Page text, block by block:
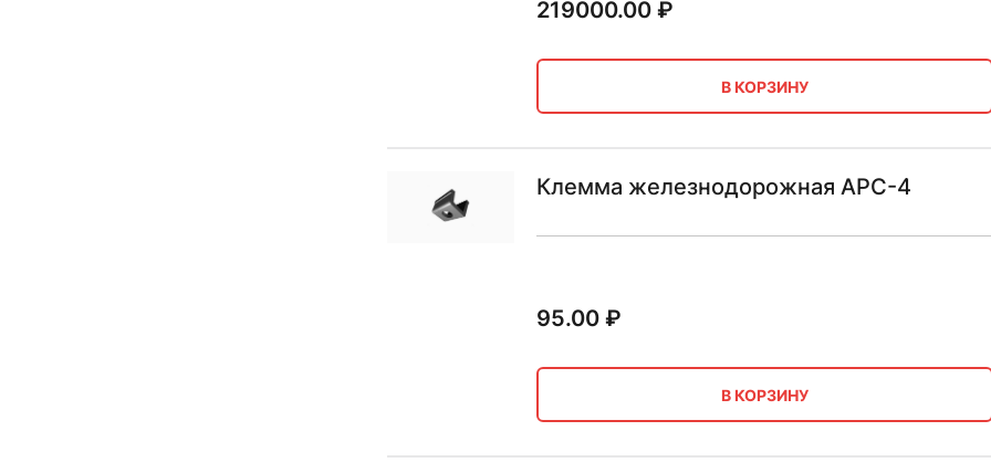
219000.00₽
В КОРЗИНУ
Клемма железнодорожная АРС-4
95.00₽
В КОРЗИНУ